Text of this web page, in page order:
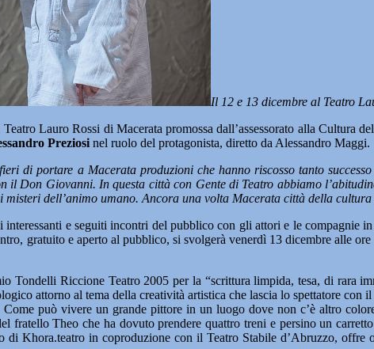
Il 12 e 13 dicembre al Teatro
Lauro Rossi di Macerata promossa dall’assessorato alla Cultura
Preziosi nel ruolo del protagonista, diretto da Alessandro Maggi.
di portare a Macerata produzioni che hanno riscosso tanto
il Don Giovanni. In questa città con Gente di Teatro abbiamo
misteri dell’animo umano. Ancora una volta Macerata città della
e seguiti incontri del pubblico con gli attori e le compagnie
gratuito e aperto al pubblico, si svolgerà venerdì 13 dicembre alle
Tondelli Riccione Teatro 2005 per la “scrittura limpida, tesa, di rara
attorno al tema della creatività artistica che lascia lo spettatore con
può vivere un grande pittore in un luogo dove non c’è altro
fratello Theo che ha dovuto prendere quattro treni e persino un
Khora.teatro in coproduzione con il Teatro Stabile d’Abruzzo, offre